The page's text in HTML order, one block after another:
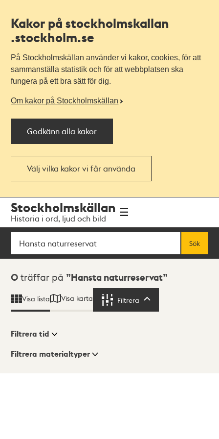
Kakor på stockholmskallan
.stockholm.se
På Stockholmskällan använder vi kakor, cookies, för att
sammanställa statistik och för att webbplatsen ska
fungera på ett bra sätt för dig.
Om kakor på Stockholmskällan
Godkänn alla kakor
Välj vilka kakor vi får använda
navigationen
huvudinnehållet
Stockholmskällan
Historia i ord, ljud och bild
Sök
Sök
Sökresultat
0 träffar på Hansta naturreservat
Visa lista Visa karta Filtrera
Visningsläge
Filtrera tid
Filtrera materialtyper